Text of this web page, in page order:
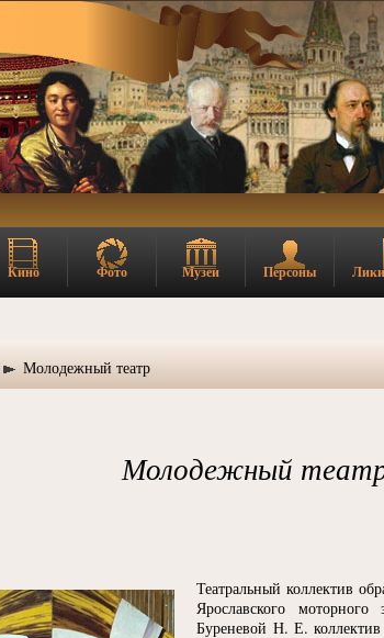
Кино Фото Музеи Персоны
Молодежный театр
Молодежный
Театральный коллектив
Ярославского
Буреневой Н. Е. коллектив